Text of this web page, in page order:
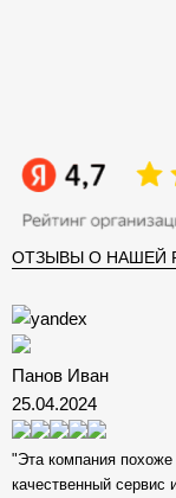
ОТЗЫВЫ О НАШЕЙ
Панов Иван
25.04.2024
"Эта компания похоже
качественный сервис